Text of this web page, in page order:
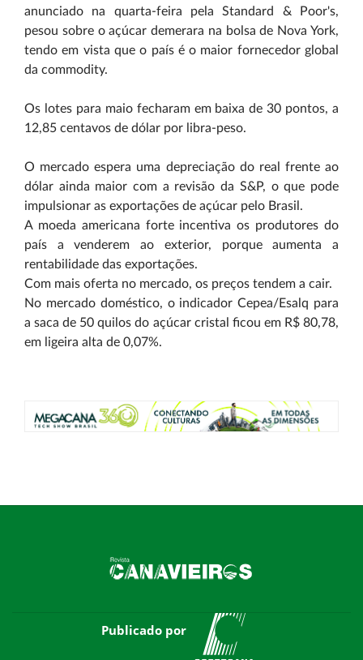
anunciado na quarta-feira pela Standard & Poor's,
pesou sobre o açúcar demerara na bolsa de Nova York,
tendo em vista que o país é o maior fornecedor global
da commodity.
Os lotes para maio fecharam em baixa de 30 pontos, a
12,85 centavos de dólar por libra-peso.
O mercado espera uma depreciação do real frente ao
dólar ainda maior com a revisão da S&P, o que pode
impulsionar as exportações de açúcar pelo Brasil.
A moeda americana forte incentiva os produtores do
país a venderem ao exterior, porque aumenta a
rentabilidade das exportações.
Com mais oferta no mercado, os preços tendem a cair.
No mercado doméstico, o indicador Cepea/Esalq para
a saca de 50 quilos do açúcar cristal ficou em R$ 80,78,
em ligeira alta de 0,07%.
Publicado por